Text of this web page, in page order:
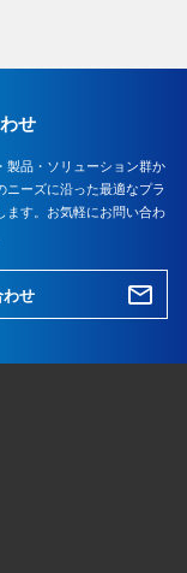
せ
製品・ソリューション群か
ニーズに沿った最適なプラ
ます。お気軽にお問い合わ
せ